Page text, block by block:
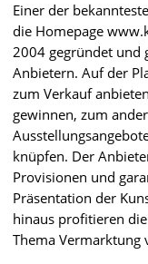
Einer der
die Homepage
2004 gegründet und
Anbietern. Auf der
zum Verkauf
gewinnen, zum
knüpfen. Der
Provisionen und
Präsentation der
hinaus profitieren
Thema Vermarktung